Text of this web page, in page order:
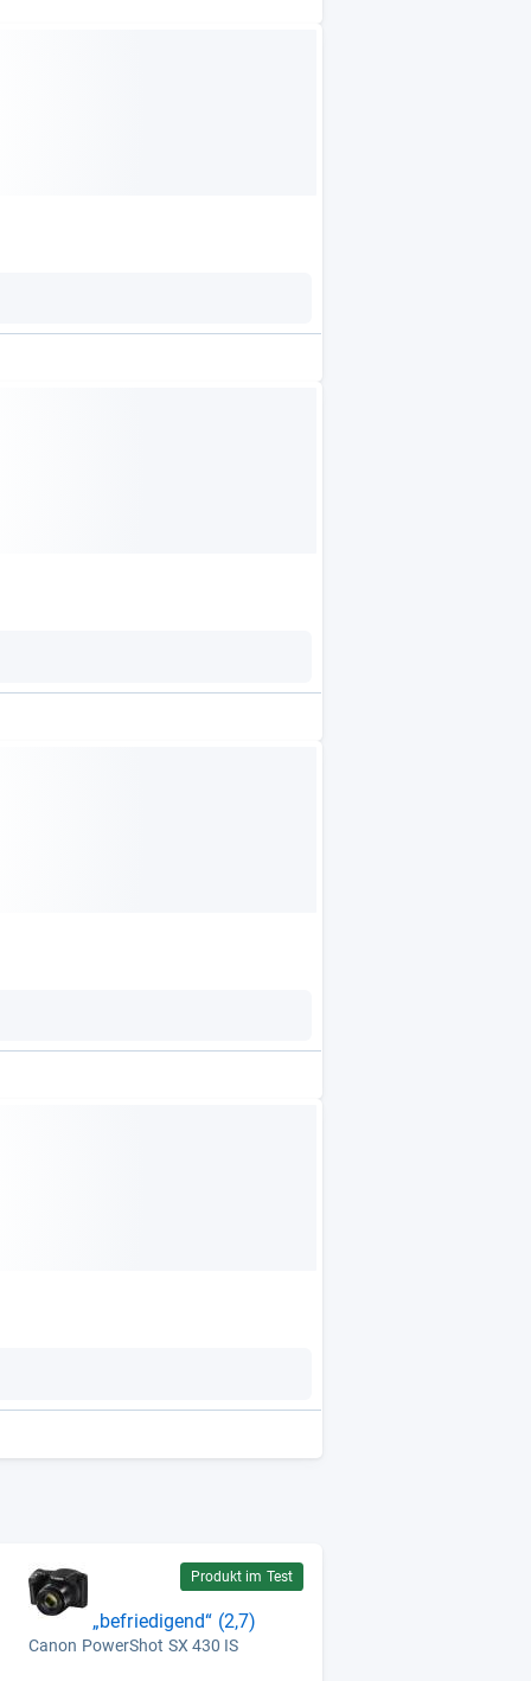
Produkt im Test
„befriedigend“ (2,7)
Canon PowerShot SX 430 IS